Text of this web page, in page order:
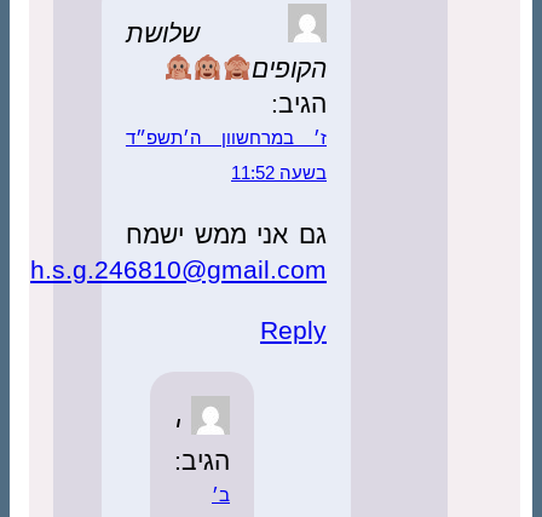
שלושת
הקופים
הגיב:
ז׳ במרחשוון ה׳תשפ״ד
בשעה 11:52
גם אני ממש ישמח
h.s.g.246810@gmail.com
Reply
י
הגיב:
ב׳